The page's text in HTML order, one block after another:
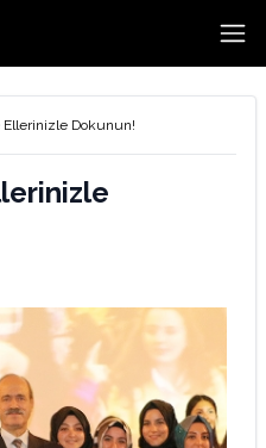
Ellerinizle Dokunun!